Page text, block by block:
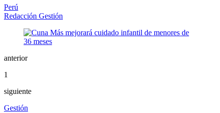
Perú
Redacción Gestión
anterior
1
siguiente
Gestión